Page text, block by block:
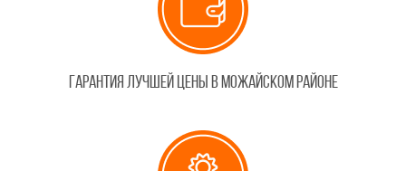
Гарантия лучшей цены в Можайском районе